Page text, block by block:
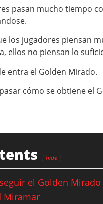
pasan mucho tiempo
los jugadores piensan
ellos no piensan lo
entra el Golden Mirado.
cómo se obtiene el
hide
el Golden Mirado
Miramar